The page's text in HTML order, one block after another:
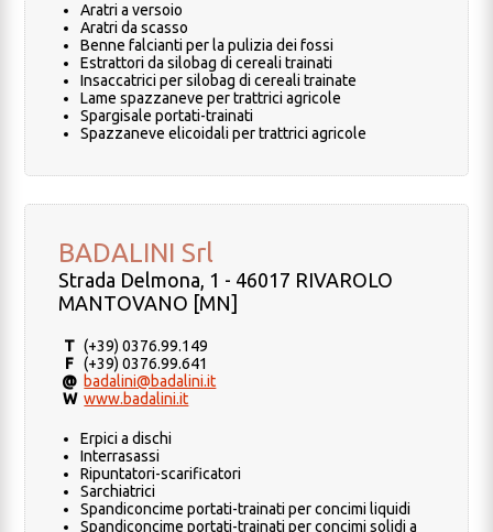
Aratri a versoio
Aratri da scasso
Benne falcianti per la pulizia dei fossi
Estrattori da silobag di cereali trainati
Insaccatrici per silobag di cereali trainate
Lame spazzaneve per trattrici agricole
Spargisale portati-trainati
Spazzaneve elicoidali per trattrici agricole
BADALINI Srl
Strada Delmona, 1 - 46017 RIVAROLO
MANTOVANO [MN]
T (+39) 0376.99.149
F (+39) 0376.99.641
@ badalini@badalini.it
W www.badalini.it
Erpici a dischi
Interrasassi
Ripuntatori-scarificatori
Sarchiatrici
Spandiconcime portati-trainati per concimi liquidi
Spandiconcime portati-trainati per concimi solidi a